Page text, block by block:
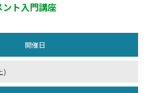
ント入門講座
開催日
)